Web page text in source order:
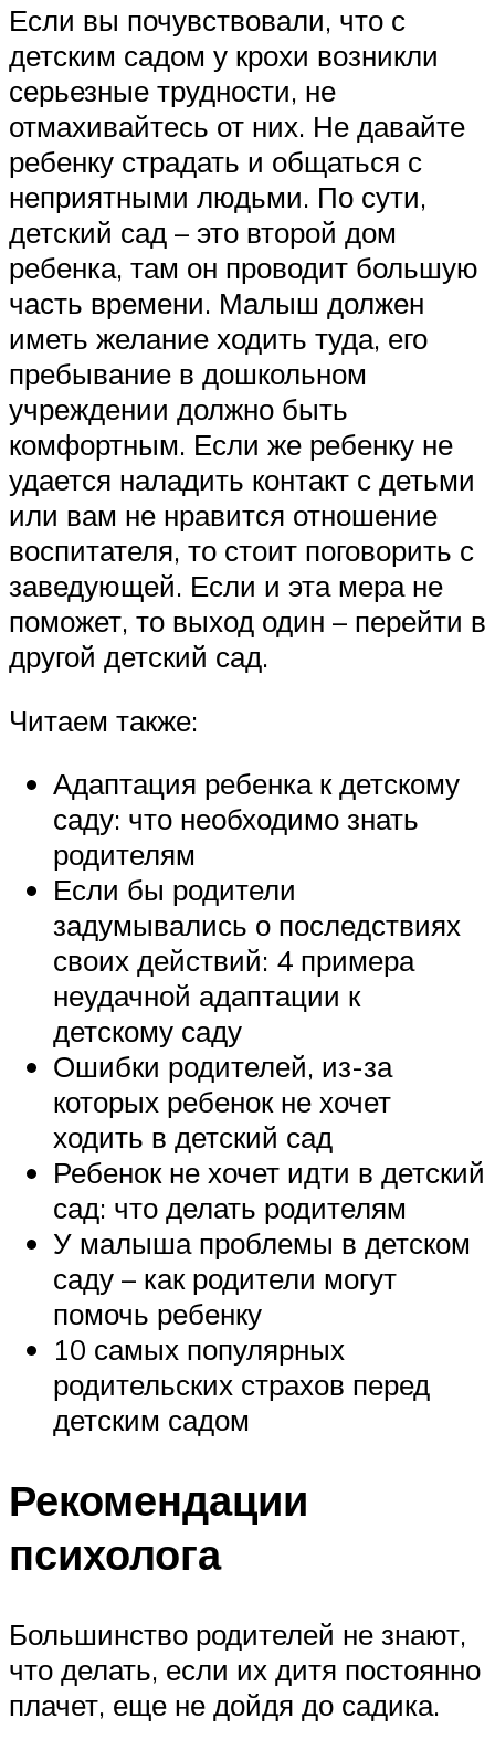
Если вы почувствовали, что с
детским садом у крохи возникли
серьезные трудности, не
отмахивайтесь от них. Не давайте
ребенку страдать и общаться с
неприятными людьми. По сути,
детский сад – это второй дом
ребенка, там он проводит большую
часть времени. Малыш должен
иметь желание ходить туда, его
пребывание в дошкольном
учреждении должно быть
комфортным. Если же ребенку не
удается наладить контакт с детьми
или вам не нравится отношение
воспитателя, то стоит поговорить с
заведующей. Если и эта мера не
поможет, то выход один – перейти в
другой детский сад.
Читаем также:
Адаптация ребенка к детскому
саду: что необходимо знать
родителям
Если бы родители
задумывались о последствиях
своих действий: 4 примера
неудачной адаптации к
детскому саду
Ошибки родителей, из-за
которых ребенок не хочет
ходить в детский сад
Ребенок не хочет идти в детский
сад: что делать родителям
У малыша проблемы в детском
саду – как родители могут
помочь ребенку
10 самых популярных
родительских страхов перед
детским садом
Рекомендации
психолога
Большинство родителей не знают,
что делать, если их дитя постоянно
плачет, еще не дойдя до садика.